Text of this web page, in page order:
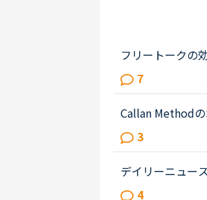
フリートークの
した。私はこれ
してきましたが
7
Callan Method
あり、下記の英
擬回答について
3
デイリーニュー
て、受講経験の
4